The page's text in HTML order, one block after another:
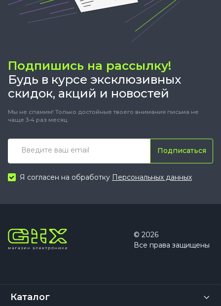
Подпишись на рассылку!
Будь в курсе эксклюзивных
скидок, акций и новостей
Мы не спамим! Только достойные твоего внимания письма не
чаще 3-4 раз месяц.
Подписаться
Я согласен на обработку Персональных данных
© 2026
Все права защищены
Каталог